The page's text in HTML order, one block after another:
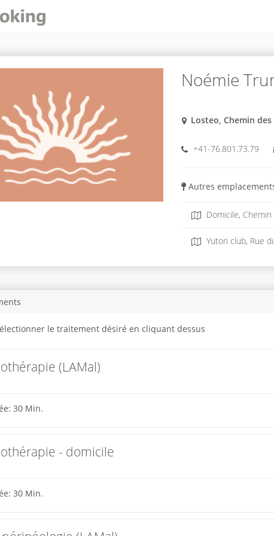
Noémie
Losteo, Chemin
+41-76.801.73.79
Autres
Domicile,
Yutori club, Rue
le traitement désiré en cliquant dessus
(LAMal)
30 Min.
- domicile
30 Min.